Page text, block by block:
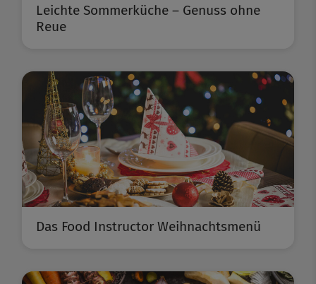
Leichte Sommerküche – Genuss ohne
Reue
Das Food Instructor Weihnachtsmenü